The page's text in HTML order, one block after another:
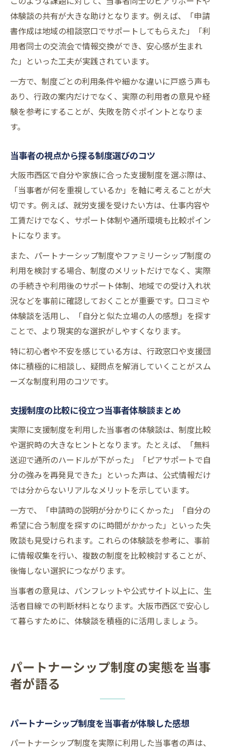
体験談の共有が大きな助けとなります。例えば、「申請
書作成は地域の相談窓口でサポートしてもらえた」「利
用者同士の交流会で情報交換ができ、安心感が生まれ
た」といった工夫が実践されています。
一方で、制度ごとの利用条件や細かな違いに戸惑う声も
あり、行政の案内だけでなく、実際の利用者の意見や経
験を参考にすることが、失敗を防ぐポイントとなりま
す。
当事者の視点から探る制度選びのコツ
大阪市西区で自分や家族に合った支援制度を選ぶ際は、
「当事者が何を重視しているか」を軸に考えることが大
切です。例えば、就労支援を受けたい方は、仕事内容や
工賃だけでなく、サポート体制や通所環境も比較ポイン
トになります。
また、パートナーシップ制度やファミリーシップ制度の
利用を検討する場合、制度のメリットだけでなく、実際
の手続きや利用後のサポート体制、地域での受け入れ状
況などを事前に確認しておくことが重要です。口コミや
体験談を活用し、「自分と似た立場の人の感想」を探す
ことで、より現実的な選択がしやすくなります。
特に初心者や不安を感じている方は、行政窓口や支援団
体に積極的に相談し、疑問点を解消していくことがスム
ーズな制度利用のコツです。
支援制度の比較に役立つ当事者体験談まとめ
実際に支援制度を利用した当事者の体験談は、制度比較
や選択時の大きなヒントとなります。たとえば、「無料
送迎で通所のハードルが下がった」「ピアサポートで自
分の強みを再発見できた」といった声は、公式情報だけ
では分からないリアルなメリットを示しています。
一方で、「申請時の説明が分かりにくかった」「自分の
希望に合う制度を探すのに時間がかかった」といった失
敗談も見受けられます。これらの体験談を参考に、事前
に情報収集を行い、複数の制度を比較検討することが、
後悔しない選択につながります。
当事者の意見は、パンフレットや公式サイト以上に、生
活者目線での判断材料となります。大阪市西区で安心し
て暮らすために、体験談を積極的に活用しましょう。
パートナーシップ制度の実態を当事
者が語る
パートナーシップ制度を当事者が体験した感想
パートナーシップ制度を実際に利用した当事者の声は、